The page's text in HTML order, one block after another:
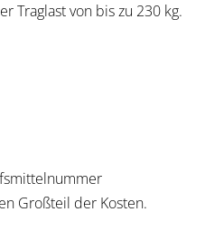
Traglast von bis zu 230 kg.
Großteil der Kosten.